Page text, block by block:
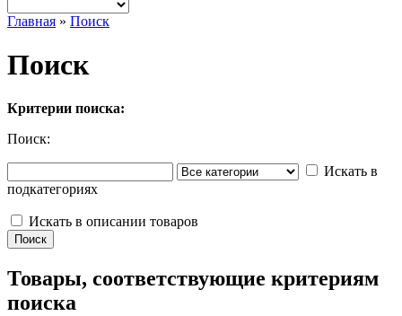
Главная » Поиск
Поиск
Критерии поиска:
Поиск:
Искать в
подкатегориях
Искать в описании товаров
Товары, соответствующие критериям
поиска